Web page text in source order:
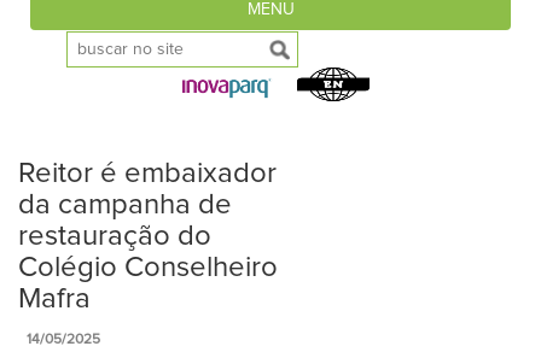
MENU
Reitor é embaixador
da campanha de
restauração do
Colégio Conselheiro
Mafra
14/05/2025